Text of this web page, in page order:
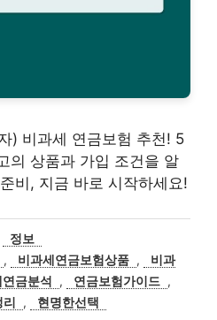
) 비과세 연금보험 추천! 5
의 상품과 가입 조건을 알
비, 지금 바로 시작하세요!
카
고
리
정보
, 비과세연금보험상품 ,
비과
금분석 , 연금보험가이드 ,
, 현명한선택